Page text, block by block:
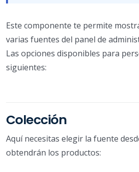
Este componente te permite
varias fuentes del panel de
Las opciones disponibles para
siguientes:
Colección
Aquí necesitas elegir la fuente
obtendrán los productos: